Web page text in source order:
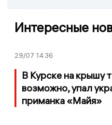
Интересные
29/07 14:36
В Курске на крышу
возможно, упал
приманка «Майя»